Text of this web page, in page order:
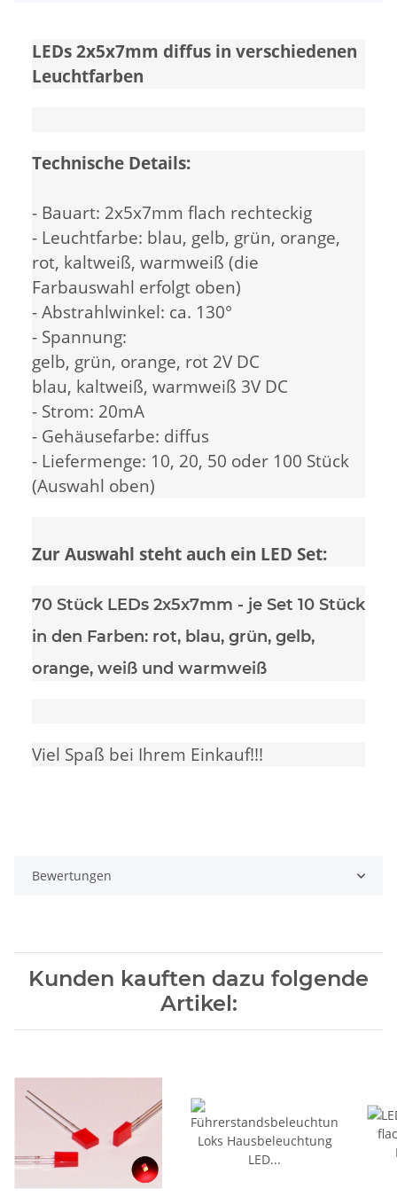
LEDs 2x5x7mm diffus in verschiedenen
Leuchtfarben
Technische Details:
- Bauart: 2x5x7mm flach rechteckig
- Leuchtfarbe: blau, gelb, grün, orange,
rot, kaltweiß, warmweiß (die
Farbauswahl erfolgt oben)
- Abstrahlwinkel: ca. 130°
- Spannung:
gelb, grün, orange, rot 2V DC
blau, kaltweiß, warmweiß 3V DC
- Strom: 20mA
- Gehäusefarbe: diffus
- Liefermenge: 10, 20, 50 oder 100 Stück
(Auswahl oben)
Zur Auswahl steht auch ein LED Set:
70 Stück LEDs 2x5x7mm - je Set 10 Stück
in den Farben: rot, blau, grün, gelb,
orange, weiß und warmweiß
Viel Spaß bei Ihrem Einkauf!!!
Bewertungen
Kunden kauften dazu folgende
Artikel: